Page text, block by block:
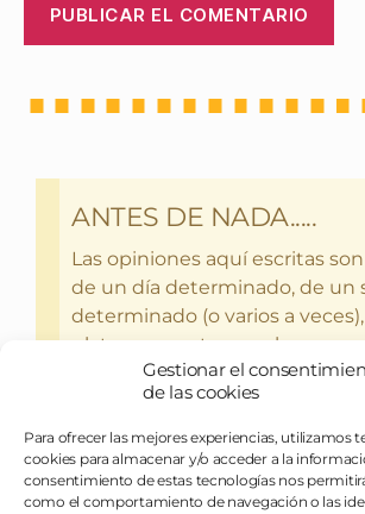
Gestionar el
de las cookies
Para ofrecer las mejores experiencias, utilizamos
cookies para almacenar y/o acceder a la
consentimiento de estas tecnologías nos
como el comportamiento de navegación o las
ANTES DE NADA.....
Las opiniones aquí escritas
de un día determinado, de un
determinado (o varios a
platos concretos, por lo que
experiencia particular y no
coincidir con la tuya, hay
para todo. Si en algo no estás
escribe un comentario y
del bebercio y el glotoneo.